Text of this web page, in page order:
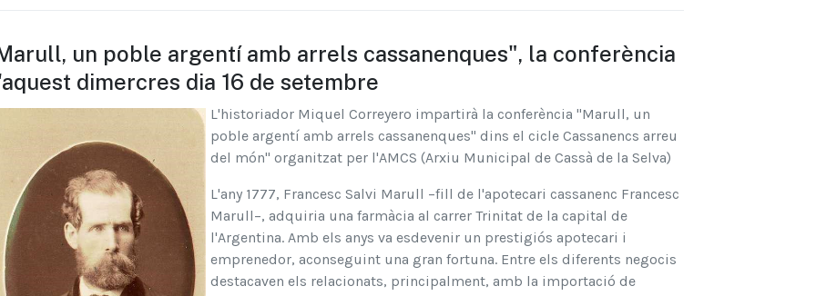
un poble argentí amb arrels cassanenques", la conferència
dimercres dia 16 de setembre
L'historiador Miquel Correyero impartirà la conferència "Marull, un
poble argentí amb arrels cassanenques" dins el cicle Cassanencs arreu
del món" organitzat per l'AMCS (Arxiu Municipal de Cassà de la Selva)
L'any 1777, Francesc Salvi Marull –fill de l'apotecari cassanenc Francesc
Marull–, adquiria una farmàcia al carrer Trinitat de la capital de
l'Argentina. Amb els anys va esdevenir un prestigiós apotecari i
emprenedor, aconseguint una gran fortuna. Entre els diferents negocis
destacaven els relacionats, principalment, amb la importació de